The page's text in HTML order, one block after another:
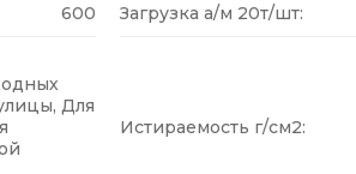
600 Загрузка а/м 20т/шт:
Для
Истираемость г/см2: